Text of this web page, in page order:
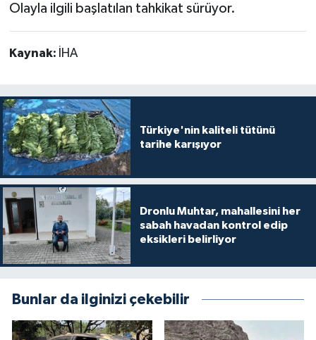
Olayla ilgili başlatılan tahkikat sürüyor.
Kaynak: İHA
Türkiye'nin kaliteli tütünü
tarihe karışıyor
Dronlu Muhtar, mahallesini her
sabah havadan kontrol edip
eksikleri belirliyor
Bunlar da ilginizi çekebilir